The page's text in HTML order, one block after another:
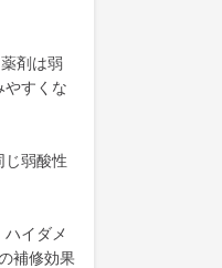
剤は弱
やすくな
じ弱酸性
ハイダメ
補修効果